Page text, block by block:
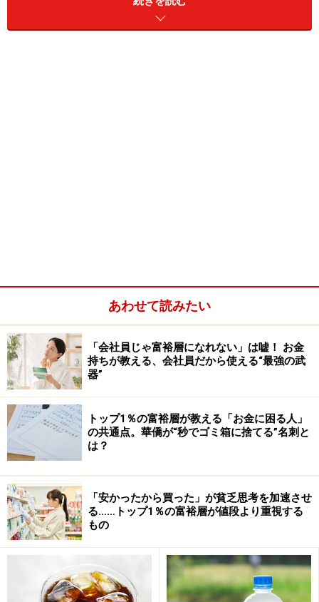
をつかまされた後の過酷な末路を紹介します。
ワンルームを持っている人との結婚は慎重に調べてから
Q. おいしい話に耳を貸さなければ大丈夫？
A.「不動産会社の罠はそこかしこに潜んでいる
ので油断禁物」
勧誘手段はマッチングアプリ
ワンルーム投資の勧誘の電話がかかってきたという経験
をお持ちの方も多いと思いますが、勧誘手段で多くを占
めているのは、マッチングアプリを使った方法です。女
あわせて読みたい
「会社員じゃ富裕層になれない」は嘘！ お金
持ちが教える、会社員だから使える“最強の武
器”
トップ1％の富裕層が教える「お金に困る人」
の共通点。華僑が“秒でゴミ箱に捨てる”名刺と
は？
「安かったから買った」が貧乏思考を加速させ
る……トップ1％の富裕層が値段より重視する
もの